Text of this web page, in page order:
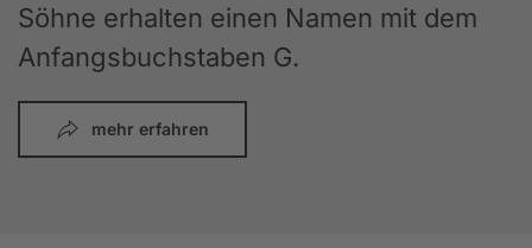
Söhne erhalten einen Namen mit dem
Anfangsbuchstaben G.
mehr erfahren